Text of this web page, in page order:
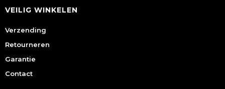
VEILIG WINKELEN
Verzending
Retourneren
Garantie
Contact